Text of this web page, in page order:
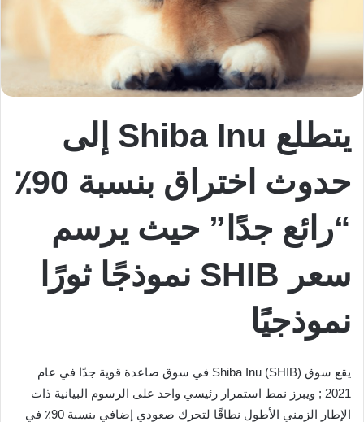
يتطلع Shiba Inu إلى
حدوث اختراق بنسبة 90٪
“رائع جدًا” حيث يرسم
سعر SHIB نموذجًا ثورًا
نموذجيًا
يقع سوق Shiba Inu (SHIB) في سوق صاعدة قوية جدًا في عام
2021 ; ويبرز نمط استمرار رئيسي واحد على الرسوم البيانية ذات
الإطار الزمني الأطول نطاقًا لتحرك صعودي إضافي بنسبة 90٪ في